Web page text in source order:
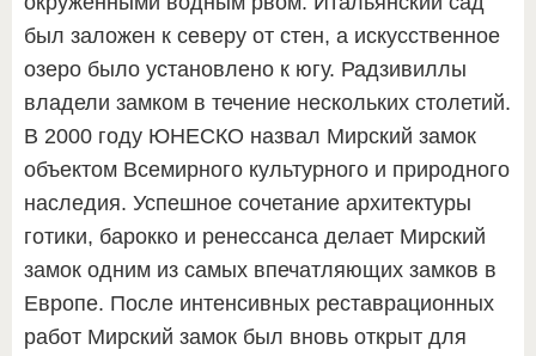
был заложен к северу от стен, а искусственное
озеро было установлено к югу. Радзивиллы
владели замком в течение нескольких столетий.
В 2000 году ЮНЕСКО назвал Мирский замок
объектом Всемирного культурного и природного
наследия. Успешное сочетание архитектуры
готики, барокко и ренессанса делает Мирский
замок одним из самых впечатляющих замков в
Европе. После интенсивных реставрационных
работ Мирский замок был вновь открыт для